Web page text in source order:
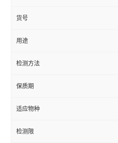
货号
用途
检测方法
保质期
适应物种
检测限